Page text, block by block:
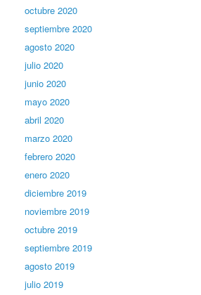
octubre 2020
septiembre 2020
agosto 2020
julio 2020
junio 2020
mayo 2020
abril 2020
marzo 2020
febrero 2020
enero 2020
diciembre 2019
noviembre 2019
octubre 2019
septiembre 2019
agosto 2019
julio 2019